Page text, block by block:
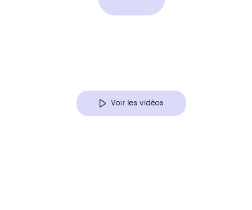
Voir les vidéos